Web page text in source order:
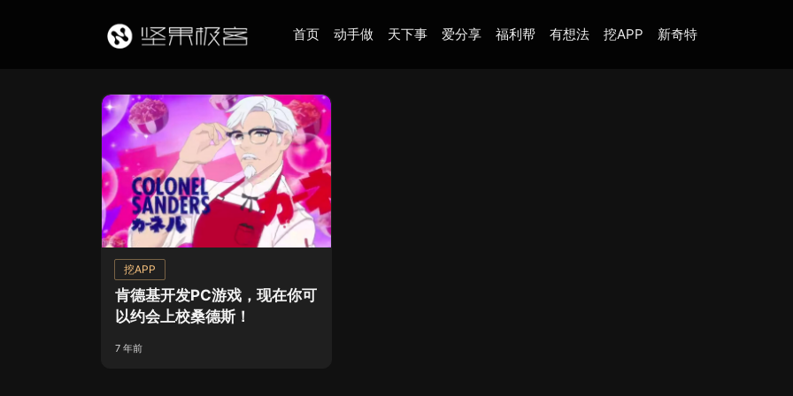
首页 动手做 天下事 爱分享 福利帮 有想法 挖APP 新奇特
挖APP
肯德基开发PC游戏，现在你可
以约会上校桑德斯！
7 年前